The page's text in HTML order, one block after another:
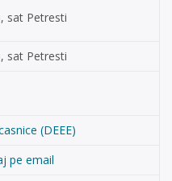
sat Petresti
sat Petresti
(DEEE)
pe email